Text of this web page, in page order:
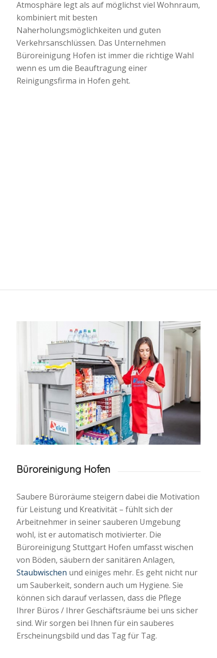
Atmosphäre legt als auf möglichst viel Wohnraum,
kombiniert mit besten
Naherholungsmöglichkeiten und guten
Verkehrsanschlüssen. Das Unternehmen
Büroreinigung Hofen ist immer die richtige Wahl
wenn es um die Beauftragung einer
Reinigungsfirma in Hofen geht.
Büroreinigung Hofen
Saubere Büroräume steigern dabei die Motivation
für Leistung und Kreativität – fühlt sich der
Arbeitnehmer in seiner sauberen Umgebung
wohl, ist er automatisch motivierter. Die
Büroreinigung Stuttgart Hofen umfasst wischen
von Böden, säubern der sanitären Anlagen,
Staubwischen und einiges mehr. Es geht nicht nur
um Sauberkeit, sondern auch um Hygiene. Sie
können sich darauf verlassen, dass die Pflege
Ihrer Büros / Ihrer Geschäftsräume bei uns sicher
sind. Wir sorgen bei Ihnen für ein sauberes
Erscheinungsbild und das Tag für Tag.